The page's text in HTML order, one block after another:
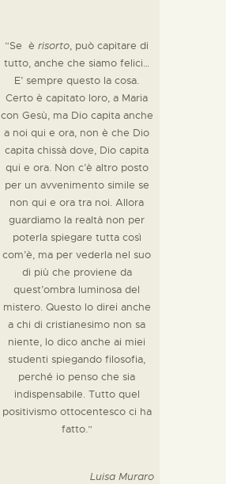
“Se è risorto, può capitare di
tutto, anche che siamo felici…
E’ sempre questo la cosa.
Certo è capitato loro, a Maria
con Gesù, ma Dio capita anche
a noi qui e ora, non è che Dio
capita chissà dove, Dio capita
qui e ora. Non c’è altro posto
per un avvenimento simile se
non qui e ora tra noi. Allora
guardiamo la realtà non per
poterla spiegare tutta così
com’è, ma per vederla nel suo
di più che proviene da
quest’ombra luminosa del
mistero. Questo lo direi anche
a chi di cristianesimo non sa
niente, lo dico anche ai miei
studenti spiegando filosofia,
perché io penso che sia
indispensabile. Tutto quel
positivismo ottocentesco ci ha
fatto.”
Luisa Muraro